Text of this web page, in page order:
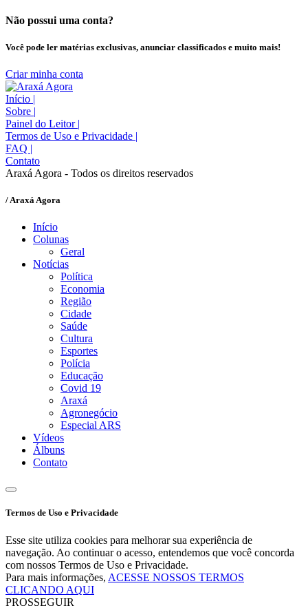
Não possui uma conta?
Você pode ler matérias exclusivas, anunciar classificados e muito mais!
Criar minha conta
Início |
Sobre |
Painel do Leitor |
Termos de Uso e Privacidade |
FAQ |
Contato
Araxá Agora - Todos os direitos reservados
/ Araxá Agora
Início
Colunas
Geral
Notícias
Política
Economia
Região
Cidade
Saúde
Cultura
Esportes
Polícia
Educação
Covid 19
Araxá
Agronegócio
Especial ARS
Vídeos
Álbuns
Contato
Termos de Uso e Privacidade
Esse site utiliza cookies para melhorar sua experiência de
navegação. Ao continuar o acesso, entendemos que você concorda
com nossos Termos de Uso e Privacidade.
Para mais informações, ACESSE NOSSOS TERMOS
CLICANDO AQUI
PROSSEGUIR